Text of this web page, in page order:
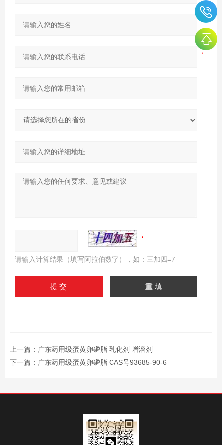
请输入计算结果（填写阿拉伯数字），如：三加四=7
上一篇： 广东药用级蛋黄卵磷脂 乳化剂 增溶剂
下一篇： 广东药用级蛋黄卵磷脂 CAS号93685-90-6